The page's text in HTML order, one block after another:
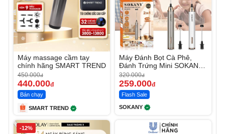
Máy massage cầm tay
chính hãng SMART TREND
450.000đ
440.000đ
Bán chạy
SMART TREND
Máy Đánh Bọt Cà Phê,
Đánh Trứng Mini SOKANY
SK-02018
320.000đ
259.000đ
Flash Sale
SOKANY
-12%